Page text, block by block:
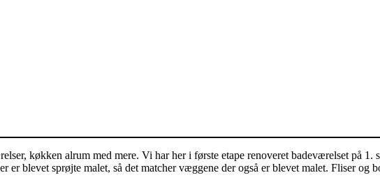
køkken alrum med mere. Vi har her i første etape renoveret badeværelset på
blevet sprøjte malet, så det matcher væggene der også er blevet malet. Fliser og